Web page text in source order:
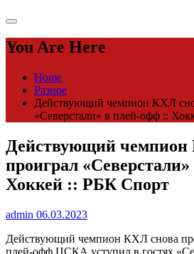
You Are Here
Home
Разное
Действующий чемпион КХЛ
«Северстали» в плей-офф ::
Действующий чемпион
проиграл
Хоккей :: РБК Спорт
admin 06.03.2023
Действующий чемпион КХЛ снова